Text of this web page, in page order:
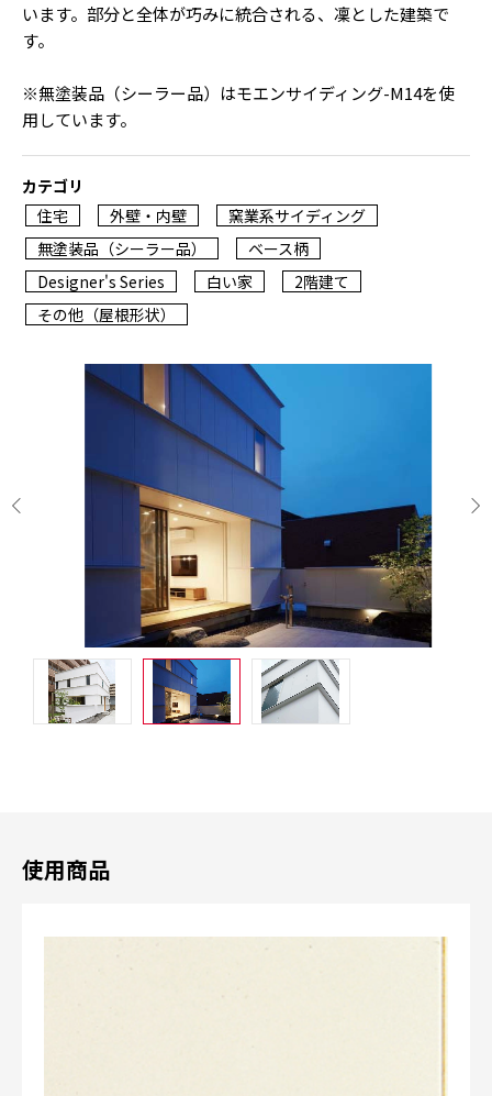
います。部分と全体が巧みに統合される、凜とした建築で
す。
※無塗装品（シーラー品）はモエンサイディング-M14を使
用しています。
カテゴリ
住宅
外壁・内壁
窯業系サイディング
無塗装品（シーラー品）
ベース柄
Designer's Series
白い家
2階建て
その他（屋根形状）
使用商品